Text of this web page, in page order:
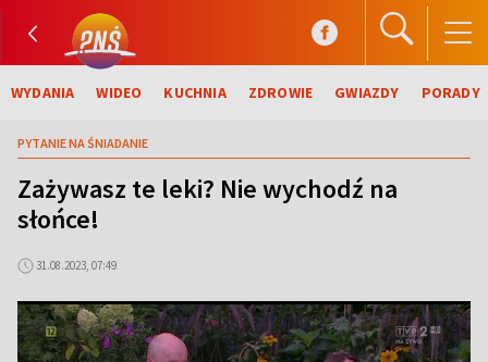
WYDANIA WIDEO KUCHNIA ZDROWIE GWIAZDY PORADY
PYTANIE NA ŚNIADANIE
Zażywasz te leki? Nie wychodź na
słońce!
31.08.2023, 07:49